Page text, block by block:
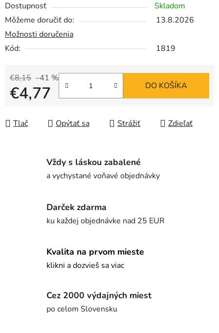
Dostupnosť
Skladom
Môžeme doručiť do:
13.8.2026
Možnosti doručenia
Kód:
1819
€8,15 –41 %
€4,77 DO KOŠÍKA
Tlač Opýtať sa Strážiť Zdieľať
Vždy s láskou zabalené
a vychystané voňavé objednávky
Darček zdarma
ku každej objednávke nad 25 EUR
Kvalita na prvom mieste
klikni a dozvieš sa viac
Cez 2000 výdajných miest
po celom Slovensku